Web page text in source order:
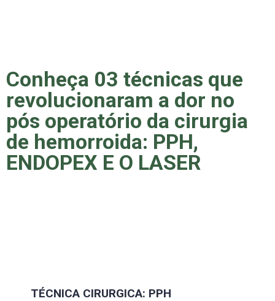
Conheça 03 técnicas que
revolucionaram a dor no
pós operatório da cirurgia
de hemorroida: PPH,
ENDOPEX E O LASER
TÉCNICA CIRURGICA: PPH